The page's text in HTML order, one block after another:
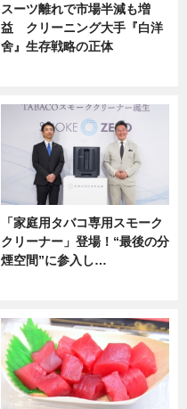
スーツ離れで市場半減も増
益 クリーニング大手『白洋
舍』生存戦略の正体
「家庭用タバコ専用スモーク
クリーナー」登場！“最後の分
煙空間”に参入し…